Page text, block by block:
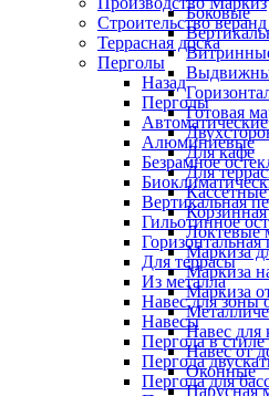
Боковые
Готовая
Для кафе
Для
Корзинная
Локтевые
Маркиза
Маркиза
Маркиза
Навес для
Навес от
Оконные
Парусная
Строительство
Террасная доска
Перголы
Назад
Перголы
Алюминиевые
Безрамное
Вертикальная
Гильотинное
Горизонтальная
Для террасы
Из металла
Навес для зоны
Навесы
Пергола в
Пергола
Пергола для